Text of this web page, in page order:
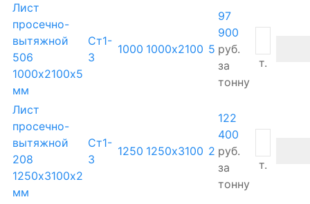
Лист
просечно-
вытяжной
506
1000х2100х5
мм
Ст1-
3
1000 1000х2100 5
97
900
руб.
за
тонну
т.
Лист
просечно-
вытяжной
208
1250х3100х2
мм
Ст1-
3
1250 1250х3100 2
122
400
руб.
за
тонну
т.